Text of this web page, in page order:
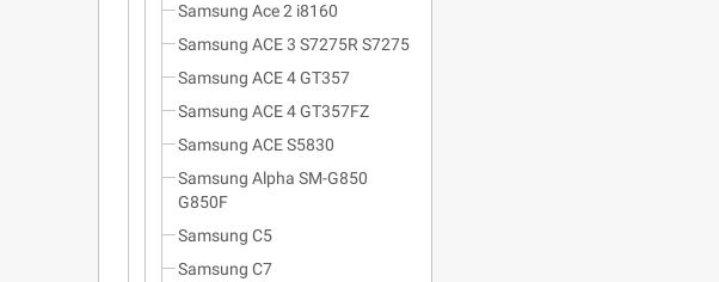
Samsung Ace 2 i8160
Samsung ACE 3 S7275R S7275
Samsung ACE 4 GT357
Samsung ACE 4 GT357FZ
Samsung ACE S5830
Samsung Alpha SM-G850
G850F
Samsung C5
Samsung C7